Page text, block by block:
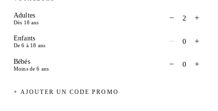
Adultes
Dès 18 ans − 2 +
Enfants
De 6 à 18 ans − 0 +
Bébés
Moins de 6 ans − 0 +
+ AJOUTER UN CODE PROMO